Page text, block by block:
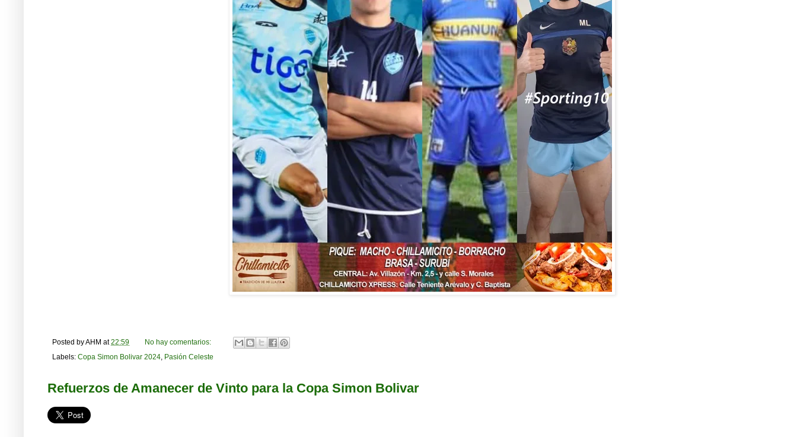
Posted byAHM at22:59
No hay comentarios:
Labels: Copa Simon Bolivar 2024 Pasión Celeste
Refuerzos de Amanecer de Vinto para la Copa Simon Bolivar